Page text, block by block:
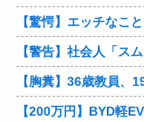
【200万円】BYD軽